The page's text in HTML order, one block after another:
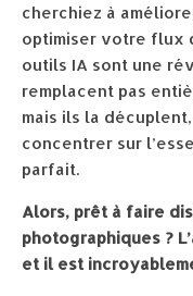
cherchiez à
optimiser votre flux
outils IA sont une
remplacent pas
mais ils la
concentrer sur
parfait.
Alors, prêt à faire
photographiques ?
et il est